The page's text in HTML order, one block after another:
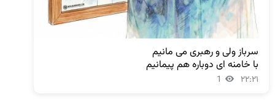
با خامنه ای دوباره هم پیمانیم
1 ۲۲:۲۱